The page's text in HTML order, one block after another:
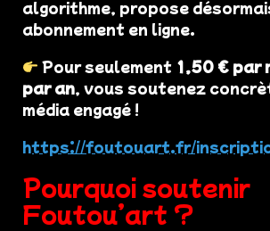
algorithme, propose
abonnement en ligne.
Pour seulement 1,50 € par
par an, vous soutenez
média engagé !
https://foutouart.fr/
Pourquoi soutenir
Foutou’art ?